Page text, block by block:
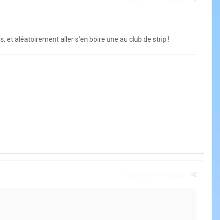
et aléatoirement aller s'en boire une au club de strip !